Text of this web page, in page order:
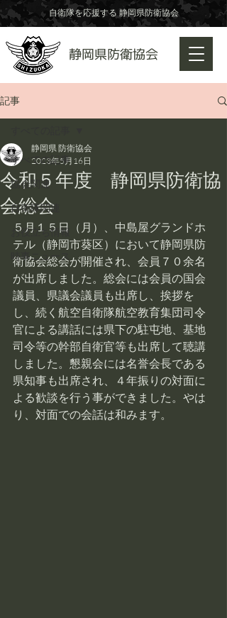
​静岡県防衛協会
自衛隊を応援する 静岡県防衛協会
記事
すべての記事
協会関連
自衛隊関連
お役立ち情報
時事ニュース
令和５年度 静岡県防衛協
会総会
静岡県 防衛協会
2023年5月16日
５月１５日（月）、中島屋グランドホ
テル（静岡市葵区）において静岡県防
衛協会総会が開催され、会員７０余名
が出席しました。総会には会員の国会
議員、県議会議員も出席し、挨拶を
し、続く航空自衛隊航空教育集団司令
官による講話には県下の駐屯地、基地
司令等の幹部自衛官等も出席して聴講
しました。懇親会には名誉会長である
県知事も出席され、４年振りの対面に
よる歓談を行う事ができました。やは
り、対面での会話は和みます。